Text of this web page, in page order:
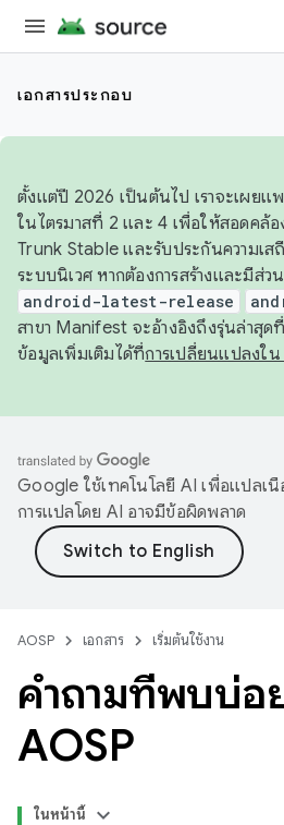
เอกสารประกอบ
ตั้งแต่ปี 2026 เป็นต้นไป เราจะเผยแ
ในไตรมาสที่ 2 และ 4 เพื่อให้สอดคล้
Trunk Stable และรับประกันความเ
ระบบนิเวศ หากต้องการสร้างและมีส่ว
android-latest-release
สาขา Manifest จะอ้างอิงถึงรุ่นล่าสุด
ข้อมูลเพิ่มเติมได้ที่การเปลี่ยนแปลงใน
Google ใช้เทคโนโลยี AI เพื่อแปลเ
การแปลโดย AI อาจมีข้อผิดพลาด
AOSP เอกสาร เริ่มต้นใช้งาน
คำถามที่พบบ่อ
AOSP
ในหน้านี้